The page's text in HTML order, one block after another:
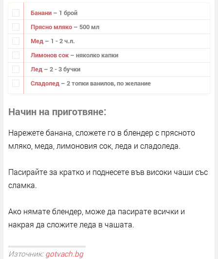
Банани – 1 брой
Прясно мляко – 500 мл
Мед – 1 - 2 ч.л.
Лимонов сок – няколко капки
Лед – 2 - 3 бучки
Сладолед – 2 топки ванилов, по желание
Начин на приготвяне
Нарежете банана, сложете го в блендер с прясното
мляко, меда, лимоновия сок, леда и сладоледа.
Пасирайте за кратко и поднесете във високи чаши със
сламка.
Ако нямате блендер, може да пасирате всички и
накрая да сложите леда в чашата.
Източник: gotvach.bg